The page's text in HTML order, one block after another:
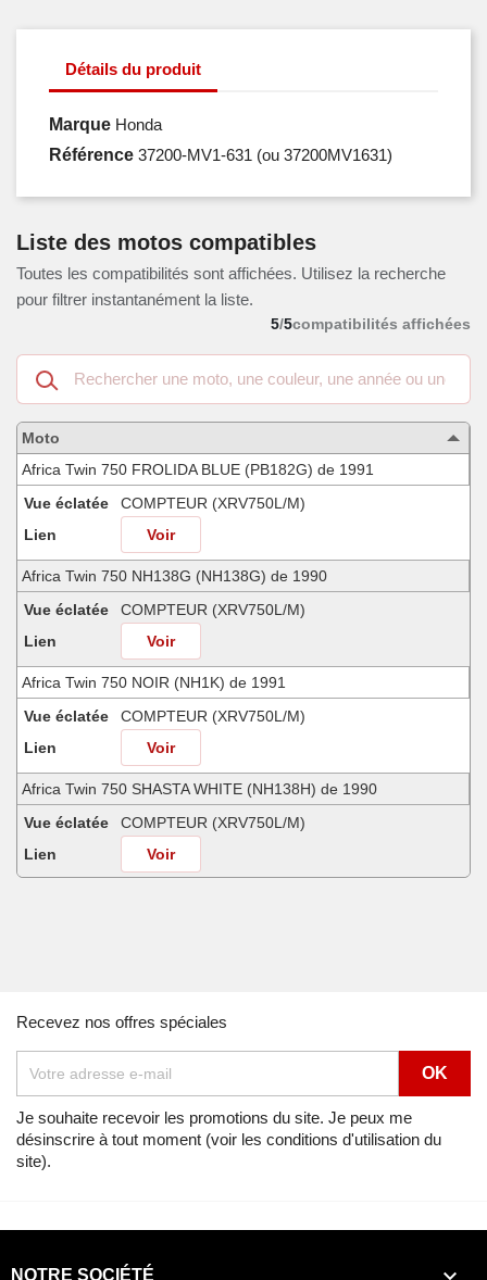
Détails du produit
Marque Honda
Référence 37200-MV1-631 (ou 37200MV1631)
Liste des motos compatibles
Toutes les compatibilités sont affichées. Utilisez la recherche
pour filtrer instantanément la liste.
5/5compatibilités affichées
Recherche
dans
les
motos
compatibles
Moto
Africa Twin 750 FROLIDA BLUE (PB182G) de 1991
Vue éclatée
COMPTEUR (XRV750L/M)
Lien
Voir
Africa Twin 750 NH138G (NH138G) de 1990
Vue éclatée
COMPTEUR (XRV750L/M)
Lien
Voir
Africa Twin 750 NOIR (NH1K) de 1991
Vue éclatée
COMPTEUR (XRV750L/M)
Lien
Voir
Africa Twin 750 SHASTA WHITE (NH138H) de 1990
Vue éclatée
COMPTEUR (XRV750L/M)
Lien
Voir
Recevez nos offres spéciales
Je souhaite recevoir les promotions du site. Je peux me
désinscrire à tout moment (voir les conditions d'utilisation du
site).
NOTRE SOCIÉTÉ